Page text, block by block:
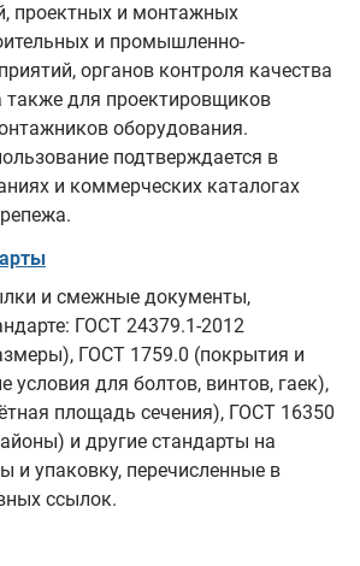
проектных и монтажных
и промышленно-
органов контроля качества
также для проектировщиков
оборудования.
подтверждается в
и коммерческих каталогах
и смежные документы,
ГОСТ 24379.1-2012
ГОСТ 1759.0 (покрытия и
условия для болтов, винтов, гаек),
площадь сечения), ГОСТ 16350
и другие стандарты на
и упаковку, перечисленные в
ссылок.